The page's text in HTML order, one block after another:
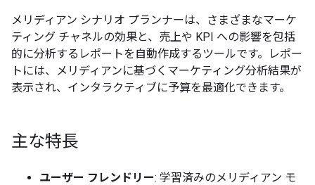
メリディアン シナリオ プランナーは、さまざまなマーケ
ティング チャネルの効果と、売上や KPI への影響を包括
的に分析するレポートを自動作成するツールです。レポー
トには、メリディアンに基づくマーケティング分析結果が
表示され、インタラクティブに予算を最適化できます。
主な特長
ユーザー フレンドリー: 学習済みのメリディアン モ